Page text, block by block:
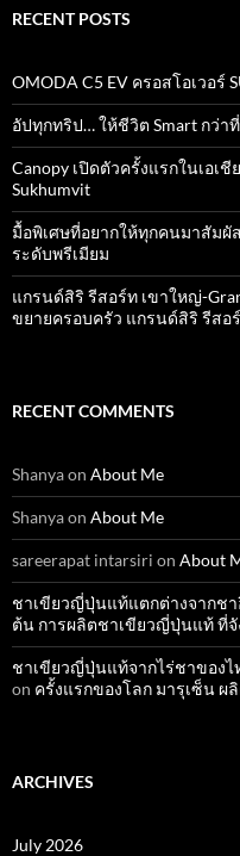
RECENT POSTS
OMODA C5 EV ครอสโอเวอร์
อัปทุกทริป… ให้ชีวิต Smart กว่า
Canopy เปิดตัวครั้งแรกในเอเ
Sukhumvit
มื้อพิเศษที่อยากให้ทุกคนมาสัมผั
ระดับพรีเมียม
แกรนด์สิริ​ รีสอร์ท​ เขาใหญ่​-
ขยายครอบครัว แกรนด์สิริ รีสอ
RECENT COMMENTS
Shanyaon About Me
Shanyaon About Me
sareerapat intarsiri on About
ชาเขียวญี่ปุ่นแท้แตกต่างจากชา
ต้น การผลิตชาเขียวญี่ปุ่นแท้ ที่จั
ชาเขียวญี่ปุ่นแท้จากไร่ชาของไ
on ครั้งแรกของโลก มารุเซ็น
ARCHIVES
July 2026